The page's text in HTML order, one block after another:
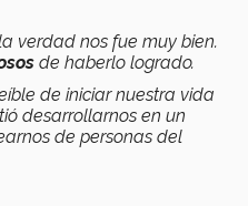
verdad nos fue muy bien.
de haberlo logrado.
de iniciar nuestra vida
desarrollarnos en un
de personas del